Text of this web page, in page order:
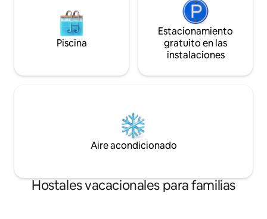
Piscina
Estacionamiento
gratuito en las
instalaciones
Aire acondicionado
Hostales vacacionales para familias